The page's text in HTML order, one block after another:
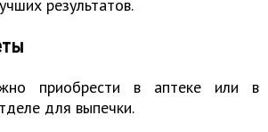
результатов.
приобрести в аптеке или в
для выпечки.